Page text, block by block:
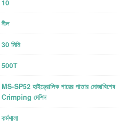
10
নীল
30 মিমি
500T
MS-SP52 হাইড্রোলিক পায়ের পাতার মোজাবিশেষ
Crimping মেশিন
কর্মশালা